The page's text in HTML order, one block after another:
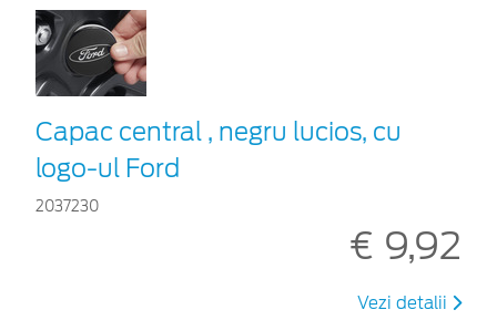
Capac central , negru lucios, cu
logo-ul Ford
2037230
€ 9,92
Vezi detalii